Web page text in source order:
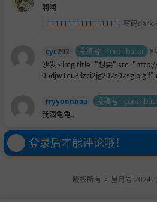
啊啊
11111111111111111 : 密码
cyc292 投稿者 - contributor 8
沙发 <img title="想要"
rryyoonnaa 投稿者 -
我滴龟龟..
登录后才能评论哦！
版权所有 © 星月号 2024 ⁄